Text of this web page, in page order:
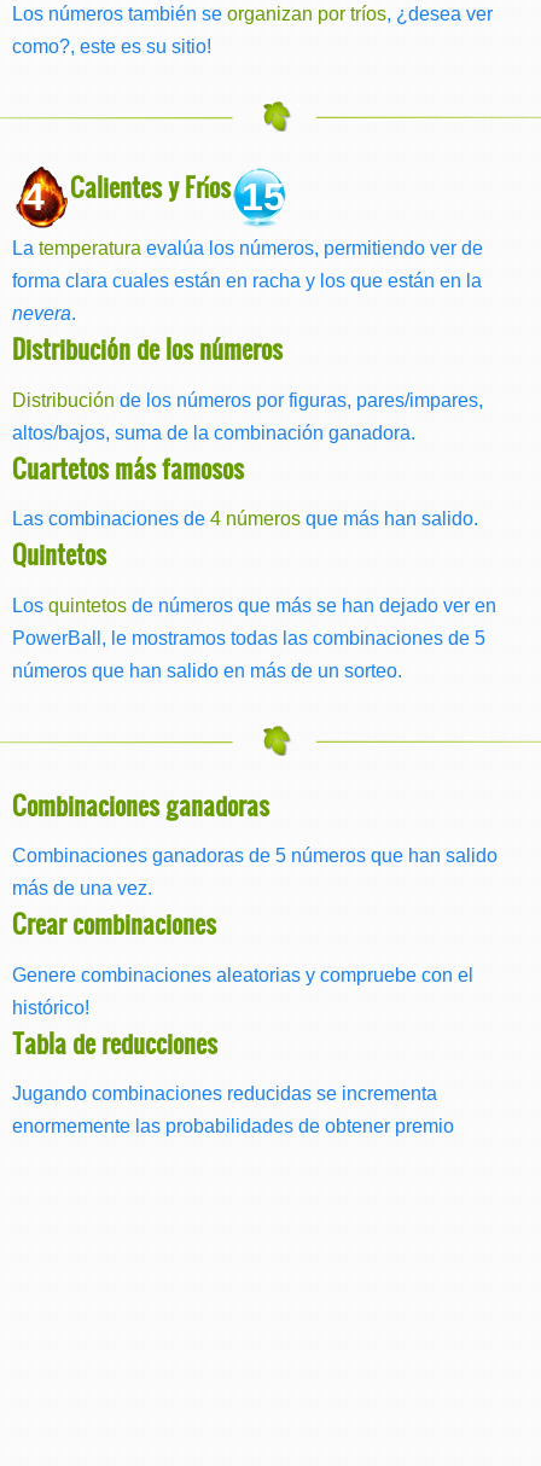
Los números también se organizan por tríos, ¿desea ver
como?, este es su sitio!
4 Calientes y Fríos15
La temperatura evalúa los números, permitiendo ver de
forma clara cuales están en racha y los que están en la
nevera.
Distribución de los números
Distribución de los números por figuras, pares/impares,
altos/bajos, suma de la combinación ganadora.
Cuartetos más famosos
Las combinaciones de 4 números que más han salido.
Quintetos
Los quintetos de números que más se han dejado ver en
PowerBall, le mostramos todas las combinaciones de 5
números que han salido en más de un sorteo.
Combinaciones ganadoras
Combinaciones ganadoras de 5 números que han salido
más de una vez.
Crear combinaciones
Genere combinaciones aleatorias y compruebe con el
histórico!
Tabla de reducciones
Jugando combinaciones reducidas se incrementa
enormemente las probabilidades de obtener premio